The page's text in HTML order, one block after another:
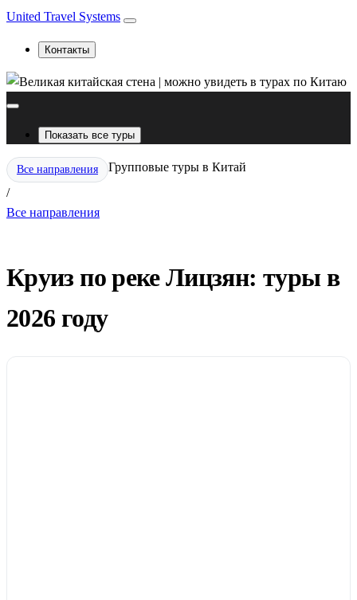
United Travel Systems
Контакты
Показать все туры
Все направления
/
Групповые туры в Китай
Все направления
Круиз по реке Лицзян: туры в
2026 году